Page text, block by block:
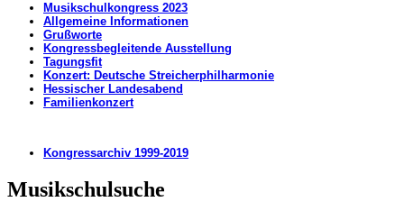
Musikschulkongress 2023
Allgemeine Informationen
Grußworte
Kongressbegleitende Ausstellung​​
Tagungsfit
Konzert: Deutsche Streicherphilharmonie
Hessischer Landesabend
Familienkonzert
Kongressarchiv 1999-2019
Musikschulsuche